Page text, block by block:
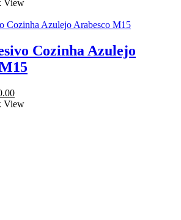
é:
View
Cozinha Azulejo
O
preço
View